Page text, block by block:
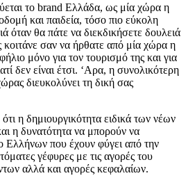
το brand Ελλάδα, ως μία χώρα η
και παιδεία, τόσο πιο εύκολη
όταν θα πάτε να διεκδικήσετε δουλειά
σαν να ήρθατε από μία χώρα η
μόνο για τον τουρισμό της και για
δεν είναι έτσι. ‘Αρα, η συνολικότερη
διευκολύνει τη δική σας
η δημιουργικότητα ειδικά των νέων
η δυνατότητα να μπορούν να
Ελλήνων που έχουν φύγει από την
γέφυρες με τις αγορές του
αλλά και αγορές κεφαλαίων.